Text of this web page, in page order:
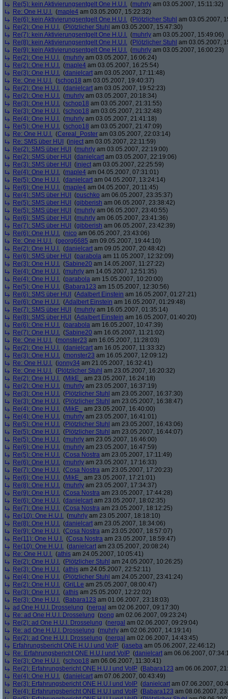
Re(5): kein Aktivierungsentgelt One H.U.I. (muhrly am 03.05.2007, 15:11:32)
Re: One H.U.I. (maple4 am 03.05.2007, 15:22:32)
Re(6): kein Aktivierungsentgelt One H.U.I. (Plötzlicher Stuhl am 03.05.2007,
Re(2): One H.U.I. (Plötzlicher Stuhl am 03.05.2007, 15:47:30)
Re(7): kein Aktivierungsentgelt One H.U.I. (muhrly am 03.05.2007, 15:49:06)
Re(8): kein Aktivierungsentgelt One H.U.I. (Plötzlicher Stuhl am 03.05.2007,
Re(9): kein Aktivierungsentgelt One H.U.I. (muhrly am 03.05.2007, 16:00:23)
Re(2): One H.U.I. (muhrly am 03.05.2007, 16:06:24)
Re(2): One H.U.I. (maple4 am 03.05.2007, 16:25:54)
Re(3): One H.U.I. (danielcart am 03.05.2007, 17:11:48)
Re: One H.U.I. (schop18 am 03.05.2007, 19:40:37)
Re(2): One H.U.I. (danielcart am 03.05.2007, 19:52:23)
Re(2): One H.U.I. (muhrly am 03.05.2007, 20:18:34)
Re(3): One H.U.I. (schop18 am 03.05.2007, 21:31:55)
Re(3): One H.U.I. (schop18 am 03.05.2007, 21:32:48)
Re(4): One H.U.I. (muhrly am 03.05.2007, 21:41:18)
Re(5): One H.U.I. (schop18 am 03.05.2007, 21:47:09)
Re: One H.U.I. (Cereal_Poster am 03.05.2007, 22:03:14)
Re: SMS über HUI
(inject am 03.05.2007, 22:11:59)
Re(2): SMS über HUI
(muhrly am 03.05.2007, 22:19:00)
Re(2): SMS über HUI
(danielcart am 03.05.2007, 22:19:06)
Re(3): SMS über HUI
(inject am 03.05.2007, 22:25:59)
Re(4): One H.U.I. (maple4 am 04.05.2007, 07:31:01)
Re(5): One H.U.I. (danielcart am 04.05.2007, 13:24:14)
Re(6): One H.U.I. (maple4 am 04.05.2007, 20:11:45)
Re(4): SMS über HUI
(puschko am 06.05.2007, 23:35:37)
Re(5): SMS über HUI
(gibberish am 06.05.2007, 23:38:42)
Re(5): SMS über HUI
(muhrly am 06.05.2007, 23:40:55)
Re(6): SMS über HUI
(muhrly am 06.05.2007, 23:41:36)
Re(7): SMS über HUI
(gibberish am 06.05.2007, 23:42:39)
Re(6): One H.U.I. (nico am 06.05.2007, 23:43:06)
Re: One H.U.I. (georg6685 am 09.05.2007, 19:44:10)
Re(2): One H.U.I. (danielcart am 09.05.2007, 20:48:42)
Re(6): SMS über HUI
(parabola am 11.05.2007, 12:32:09)
Re(3): One H.U.I. (Sabine20 am 14.05.2007, 11:27:22)
Re(4): One H.U.I. (muhrly am 14.05.2007, 12:51:35)
Re(4): One H.U.I. (parabola am 15.05.2007, 10:20:00)
Re(5): One H.U.I. (Babara123 am 15.05.2007, 12:30:56)
Re(6): SMS über HUI
(Adalbert Einstein am 16.05.2007, 01:27:21)
Re(6): One H.U.I. (Adalbert Einstein am 16.05.2007, 01:29:48)
Re(7): SMS über HUI
(muhrly am 16.05.2007, 01:35:14)
Re(8): SMS über HUI
(Adalbert Einstein am 16.05.2007, 01:40:20)
Re(6): One H.U.I. (parabola am 16.05.2007, 10:47:39)
Re(7): One H.U.I. (Sabine20 am 16.05.2007, 11:21:02)
Re: One H.U.I. (monster23 am 16.05.2007, 11:28:03)
Re(2): One H.U.I. (danielcart am 16.05.2007, 11:33:32)
Re(3): One H.U.I. (monster23 am 16.05.2007, 12:09:12)
Re: One H.U.I. (jonny34 am 21.05.2007, 16:32:41)
Re: One H.U.I. (Plötzlicher Stuhl am 23.05.2007, 16:20:32)
Re(2): One H.U.I. (MikE_
am 23.05.2007, 16:24:18)
Re(2): One H.U.I. (muhrly am 23.05.2007, 16:37:19)
Re(3): One H.U.I. (Plötzlicher Stuhl am 23.05.2007, 16:37:30)
Re(3): One H.U.I. (Plötzlicher Stuhl am 23.05.2007, 16:38:47)
Re(4): One H.U.I. (MikE_
am 23.05.2007, 16:40:00)
Re(4): One H.U.I. (muhrly am 23.05.2007, 16:41:01)
Re(5): One H.U.I. (Plötzlicher Stuhl am 23.05.2007, 16:43:06)
Re(5): One H.U.I. (Plötzlicher Stuhl am 23.05.2007, 16:44:07)
Re(5): One H.U.I. (muhrly am 23.05.2007, 16:46:00)
Re(6): One H.U.I. (muhrly am 23.05.2007, 16:47:59)
Re(5): One H.U.I. (Cosa Nostra am 23.05.2007, 17:11:49)
Re(6): One H.U.I. (muhrly am 23.05.2007, 17:16:33)
Re(7): One H.U.I. (Cosa Nostra am 23.05.2007, 17:20:23)
Re(6): One H.U.I. (MikE_
am 23.05.2007, 17:21:01)
Re(8): One H.U.I. (muhrly am 23.05.2007, 17:34:37)
Re(9): One H.U.I. (Cosa Nostra am 23.05.2007, 17:44:28)
Re(6): One H.U.I. (danielcart am 23.05.2007, 18:02:35)
Re(7): One H.U.I. (Cosa Nostra am 23.05.2007, 18:12:25)
Re(10): One H.U.I. (muhrly am 23.05.2007, 18:18:10)
Re(8): One H.U.I. (danielcart am 23.05.2007, 18:34:06)
Re(9): One H.U.I. (Cosa Nostra am 23.05.2007, 18:57:07)
Re(11): One H.U.I. (Cosa Nostra am 23.05.2007, 18:59:47)
Re(10): One H.U.I. (danielcart am 23.05.2007, 20:08:24)
Re: One H.U.I. (athis am 24.05.2007, 10:05:41)
Re(2): One H.U.I. (Plötzlicher Stuhl am 24.05.2007, 10:26:25)
Re(3): One H.U.I. (athis am 24.05.2007, 22:52:11)
Re(4): One H.U.I. (Plötzlicher Stuhl am 24.05.2007, 23:41:24)
Re(2): One H.U.I. (GriLLe am 25.05.2007, 08:00:47)
Re(3): One H.U.I. (athis am 25.05.2007, 12:22:02)
Re(3): One H.U.I. (Babara123 am 01.06.2007, 23:18:03)
ad One H.U.I. Drosselung (nergal am 02.06.2007, 09:17:30)
Re: ad One H.U.I. Drosselung (pong am 02.06.2007, 09:23:24)
Re(2): ad One H.U.I. Drosselung (nergal am 02.06.2007, 09:29:04)
Re: ad One H.U.I. Drosselung (muhrly am 02.06.2007, 14:19:14)
Re(2): ad One H.U.I. Drosselung (nergal am 02.06.2007, 14:43:45)
Erfahrungsbericht ONE H.U.I und VoIP (jaseba am 05.06.2007, 22:46:12)
Re: Erfahrungsbericht ONE H.U.I und VoIP (danielcart am 06.06.2007,
Re(3): One H.U.I. (schop18 am 06.06.2007, 11:30:41)
Re(2): Erfahrungsbericht ONE H.U.I und VoIP (Babara123 am 06.06.2007,
Re(4): One H.U.I. (danielcart am 07.06.2007, 00:43:49)
Re(3): Erfahrungsbericht ONE H.U.I und VoIP (danielcart am 07.06.2007,
Re(4): Erfahrungsbericht ONE H.U.I und VoIP (Babara123 am 08.06.2007,